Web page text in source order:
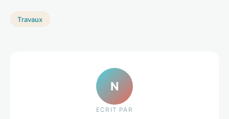
Travaux
N
ECRIT PAR